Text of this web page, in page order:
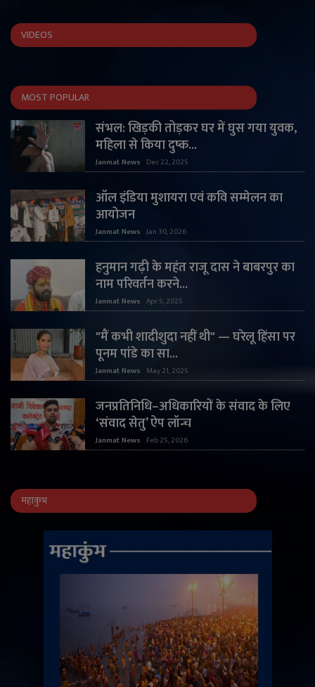
VIDEOS
MOST POPULAR
संभल: खिड़की तोड़कर घर में घुस गया युवक,
महिला से किया दुष्क...
Janmat News Dec 22, 2025
ऑल इंडिया मुशायरा एवं कवि सम्मेलन का
आयोजन
Janmat News Jan 30, 2026
हनुमान गढ़ी के महंत राजू दास ने बाबरपुर का
नाम परिवर्तन करने...
Janmat News Apr 5, 2025
"मैं कभी शादीशुदा नहीं थी" — घरेलू हिंसा पर
पूनम पांडे का सा...
Janmat News May 21, 2025
जनप्रतिनिधि–अधिकारियों के संवाद के लिए
‘संवाद सेतु’ ऐप लॉन्च
Janmat News Feb 25, 2026
महाकुंभ